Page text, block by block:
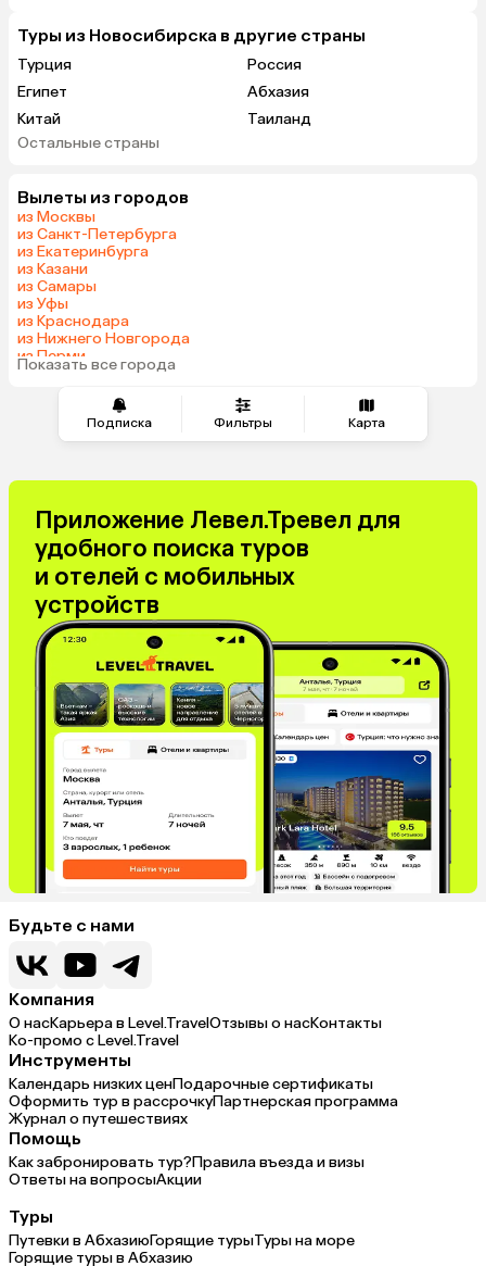
Подписка Фильтры Карта
Туры из Новосибирска в другие страны
Турция
Россия
Египет
Абхазия
Китай
Таиланд
Вьетнам
Армения
Казахстан
Узбекистан
Сербия
Киргизия
Саудовская Аравия
Венгрия
Остальные страны
Вылеты из городов
из Москвы
из Санкт-Петербурга
из Екатеринбурга
из Казани
из Самары
из Уфы
из Краснодара
из Нижнего Новгорода
из Перми
из Челябинска
Показать все города
Приложение Левел.Тревел для
удобного поиска туров
и отелей с мобильных
устройств
Будьте с нами
Компания
О насКарьера в Level.TravelОтзывы о насКонтакты
Ко-промо с Level.Travel
Инструменты
Календарь низких ценПодарочные сертификаты
Оформить тур в рассрочкуПартнерская программа
Журнал о путешествиях
Помощь
Как забронировать тур?Правила въезда и визы
Ответы на вопросыАкции
Туры
Путевки в АбхазиюГорящие турыТуры на море
Горящие туры в Абхазию